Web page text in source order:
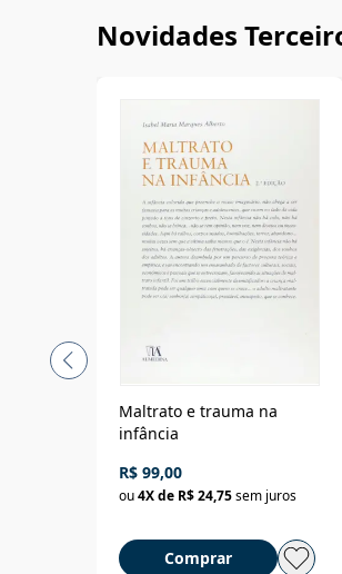
Novidades
Maltrato e trauma na
infância
R$ 99,00
ou4X de R$ 24,75sem juros
Comprar